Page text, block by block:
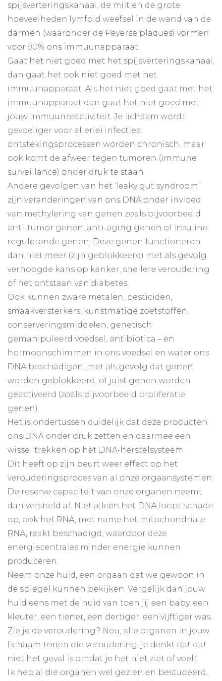
spijsverteringskanaal, de milt en de grote
hoeveelheden lymfoid weefsel in de wand van de
darmen (waaronder de Peyerse plaques) vormen
voor 90% ons immuunapparaat.
Gaat het niet goed met het spijsverteringskanaal,
dan gaat het ook niet goed met het
immuunapparaat. Als het niet goed gaat met het
immuunapparaat dan gaat het niet goed met
jouw immuunreactiviteit. Je lichaam wordt
gevoeliger voor allerlei infecties,
ontstekingsprocessen worden chronisch, maar
ook komt de afweer tegen tumoren (immune
surveillance) onder druk te staan.
Andere gevolgen van het ‘leaky gut syndroom’
zijn veranderingen van ons DNA onder invloed
van methylering van genen zoals bijvoorbeeld
anti-tumor genen, anti-aging genen of insuline
regulerende genen. Deze genen functioneren
dan niet meer (zijn geblokkeerd) met als gevolg
verhoogde kans op kanker, snellere veroudering
of het ontstaan van diabetes.
Ook kunnen zware metalen, pesticiden,
smaakversterkers, kunstmatige zoetstoffen,
conserveringsmiddelen, genetisch
gemanipuleerd voedsel, antibiotica – en
hormoonschimmen in ons voedsel en water ons
DNA beschadigen, met als gevolg dat genen
worden geblokkeerd, of juist genen worden
geactiveerd (zoals bijvoorbeeld proliferatie
genen).
Het is ondertussen duidelijk dat deze producten
ons DNA onder druk zetten en daarmee een
wissel trekken op het DNA-herstelsysteem.
Dit heeft op zijn beurt weer effect op het
verouderingsproces van al onze orgaansystemen.
De reserve capaciteit van onze organen neemt
dan versneld af. Niet alleen het DNA loopt schade
op, ook het RNA, met name het mitochondriale
RNA, raakt beschadigd, waardoor deze
energiecentrales minder energie kunnen
produceren.
Neem onze huid, een orgaan dat we gewoon in
de spiegel kunnen bekijken. Vergelijk dan jouw
huid eens met de huid van toen jij een baby, een
kleuter, een tiener, een dertiger, een vijftiger was.
Zie je de veroudering? Nou, alle organen in jouw
lichaam tonen die veroudering, je denkt dat dat
niet het geval is omdat je het niet ziet of voelt.
Ik heb al die organen wel gezien en bestudeerd,